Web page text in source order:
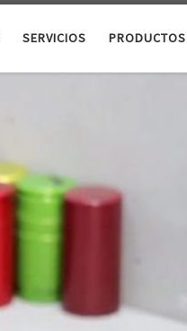
SERVICIOS PRODUCTOS